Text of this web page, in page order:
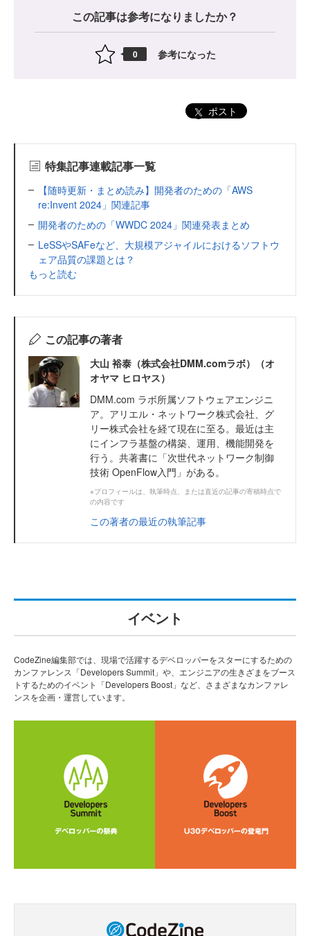
この記事は参考になりましたか？
0 参考になった
ポスト
特集記事連載記事一覧
【随時更新・まとめ読み】開発者のための「AWS
re:Invent 2024」関連記事
開発者のための「WWDC 2024」関連発表まとめ
LeSSやSAFeなど、大規模アジャイルにおけるソフトウ
ェア品質の課題とは？
もっと読む
この記事の著者
大山 裕泰（株式会社DMM.comラボ）（オ
オヤマ ヒロヤス）
DMM.com ラボ所属ソフトウェアエンジニ
ア。アリエル・ネットワーク株式会社、グ
リー株式会社を経て現在に至る。最近は主
にインフラ基盤の構築、運用、機能開発を
行う。共著書に「次世代ネットワーク制御
技術 OpenFlow入門」がある。
※プロフィールは、執筆時点、または直近の記事の寄稿時点で
の内容です
この著者の最近の執筆記事
イベント
CodeZine編集部では、現場で活躍するデベロッパーをスターにするための
カンファレンス「Developers Summit」や、エンジニアの生きざまをブース
トするためのイベント「Developers Boost」など、さまざまなカンファレ
ンスを企画・運営しています。